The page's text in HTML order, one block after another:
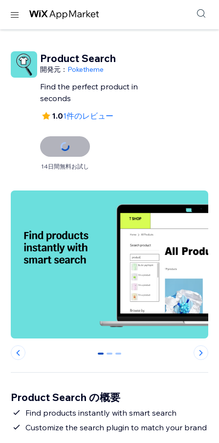
Product Search
開発元： Poketheme
Find the perfect product in
seconds
1.01件のレビュー
14日間無料お試し
0 1 2
Product Search の概要
Find products instantly with smart search
Customize the search plugin to match your brand